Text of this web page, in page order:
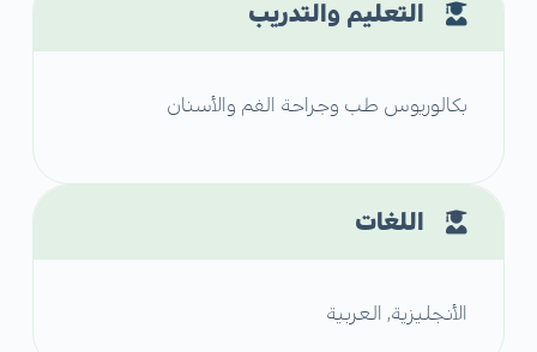
التعليم والتدريب
بكالوريوس طب وجراحة الفم والأسنان
اللغات
الأنجليزية, العربية